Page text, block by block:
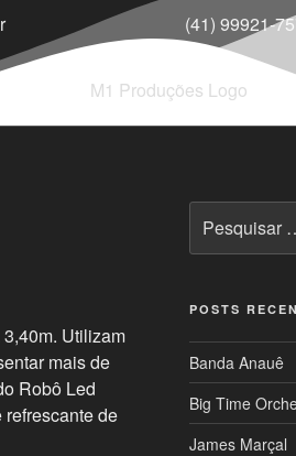
(41) 99921-
Utilizam
mais de
Robô Led
de
POSTS
Banda Anauê
Big Time
James Marçal